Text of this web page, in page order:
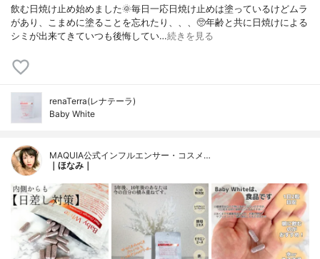
飲む日焼け止め始めました🌞毎日一応日焼け止めは塗っているけどムラ
があり、こまめに塗ることを忘れたり、、、🥺年齢と共に日焼けによる
シミが出来てきていつも後悔してい…続きを見る
renaTerra(レナテーラ)
Baby White
MAQUIA公式インフルエンサー・コスメ…
｜ほなみ｜